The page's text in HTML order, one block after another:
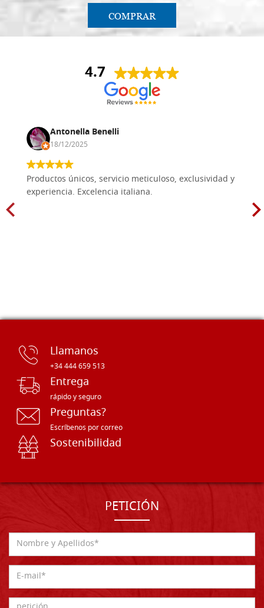
COMPRAR
4.7
Antonella Benelli
18/12/2025
Productos únicos, servicio meticuloso, exclusividad y
experiencia. Excelencia italiana.
Llamanos
+34 444 659 513
Entrega
rápido y seguro
Preguntas?
Escríbenos por correo
Sostenibilidad
PETICIÓN